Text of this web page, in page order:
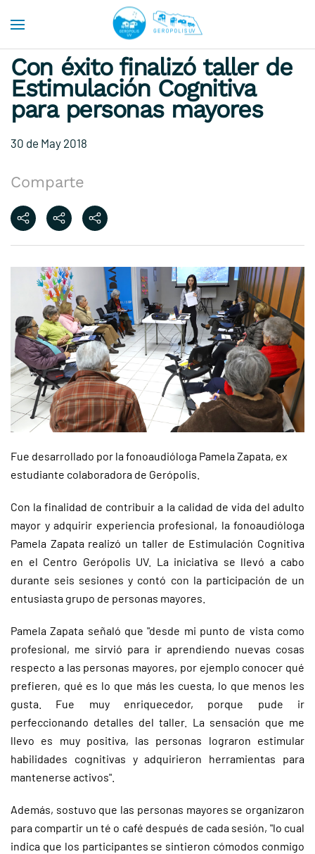
Skip to main content
Con éxito finalizó taller de
Estimulación Cognitiva
para personas mayores
30 de May 2018
Comparte
Fue desarrollado por la fonoaudióloga Pamela Zapata, ex
estudiante colaboradora de Gerópolis.
Con la finalidad de contribuir a la calidad de vida del adulto
mayor y adquirir experiencia profesional, la fonoaudióloga
Pamela Zapata realizó un taller de Estimulación Cognitiva
en el Centro Gerópolis UV. La iniciativa se llevó a cabo
durante seis sesiones y contó con la participación de un
entusiasta grupo de personas mayores.
Pamela Zapata señaló que "desde mi punto de vista como
profesional, me sirvió para ir aprendiendo nuevas cosas
respecto a las personas mayores, por ejemplo conocer qué
prefieren, qué es lo que más les cuesta, lo que menos les
gusta. Fue muy enriquecedor, porque pude ir
perfeccionando detalles del taller. La sensación que me
llevo es muy positiva, las personas lograron estimular
habilidades cognitivas y adquirieron herramientas para
mantenerse activos".
Además, sostuvo que las personas mayores se organizaron
para compartir un té o café después de cada sesión, "lo cual
indica que los participantes se sintieron cómodos conmigo